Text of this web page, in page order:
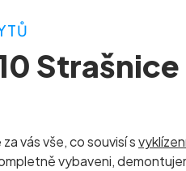
Strašnice
vás vše, co souvisí s
vybaveni,